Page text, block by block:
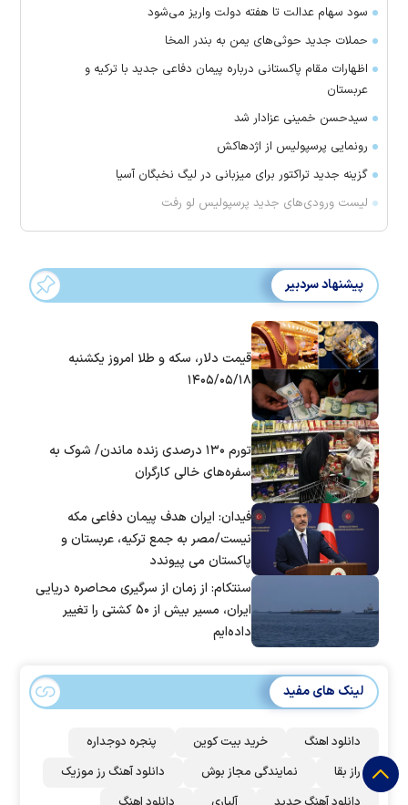
سود سهام عدالت تا هفته دولت واریز می‌شود
حملات جدید حوثی‌های یمن به بندر المخا
اظهارات مقام پاکستانی درباره پیمان دفاعی جدید با ترکیه و
عربستان
سیدحسن خمینی عزادار شد
رونمایی پرسپولیس از اژدهاکش
گزینه جدید تراکتور برای میزبانی در لیگ نخبگان آسیا
لیست ورودی‌های جدید پرسپولیس لو رفت
پیشنهاد سردبیر
قیمت دلار، سکه و طلا امروز یکشنبه
۱۴۰۵/۰۵/۱۸
تورم ۱۳۰ درصدی زنده ماندن/ شوک به
سفره‌های خالی کارگران
فیدان: ایران هدف پیمان دفاعی مکه
نیست/مصر به جمع ترکیه، عربستان و
پاکستان می پیوندد
سنتکام: از زمان از سرگیری محاصره دریایی
ایران، مسیر بیش از ۵۰ کشتی را تغییر
داده‌ایم
لینک های مفید
دانلود اهنگ خرید بیت کوین
پنجره دوجداره
راز بقا
نمایندگی مجاز بوش
دانلود آهنگ رز‌ موزیک